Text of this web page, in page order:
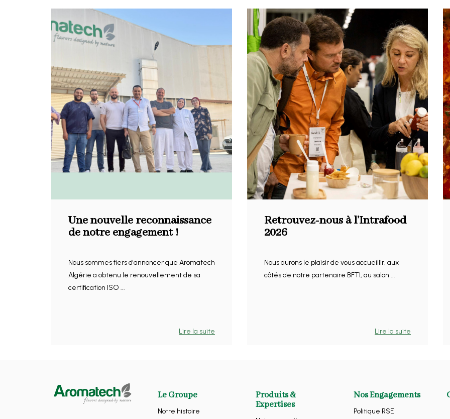
Une nouvelle reconnaissance
de notre engagement !
Nous sommes fiers d'annoncer que Aromatech
Algérie a obtenu le renouvellement de sa
certification ISO ...
Lire la suite
Retrouvez-nous à l’Intrafood
2026
Nous aurons le plaisir de vous accueillir, aux
côtés de notre partenaire BFTI, au salon ...
Lire la suite
Le Groupe
Notre histoire
Produits &
Expertises
Nos Engagements
Politique RSE